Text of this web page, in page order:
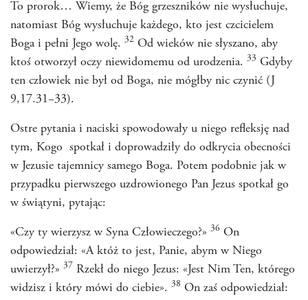
To prorok… Wiemy, że Bóg grzeszników nie wysłuchuje,
natomiast Bóg wysłuchuje każdego, kto jest czcicielem
Boga i pełni Jego wolę. 32 Od wieków nie słyszano, aby
ktoś otworzył oczy niewidomemu od urodzenia. 33 Gdyby
ten człowiek nie był od Boga, nie mógłby nic czynić (J
9,17.31−33).
Ostre pytania i naciski spowodowały u niego refleksję nad
tym, Kogo spotkał i doprowadziły do odkrycia obecności
w Jezusie tajemnicy samego Boga. Potem podobnie jak w
przypadku pierwszego uzdrowionego Pan Jezus spotkał go
w świątyni, pytając:
«Czy ty wierzysz w Syna Człowieczego?» 36 On
odpowiedział: «A któż to jest, Panie, abym w Niego
uwierzył?» 37 Rzekł do niego Jezus: «Jest Nim Ten, którego
widzisz i który mówi do ciebie». 38 On zaś odpowiedział: